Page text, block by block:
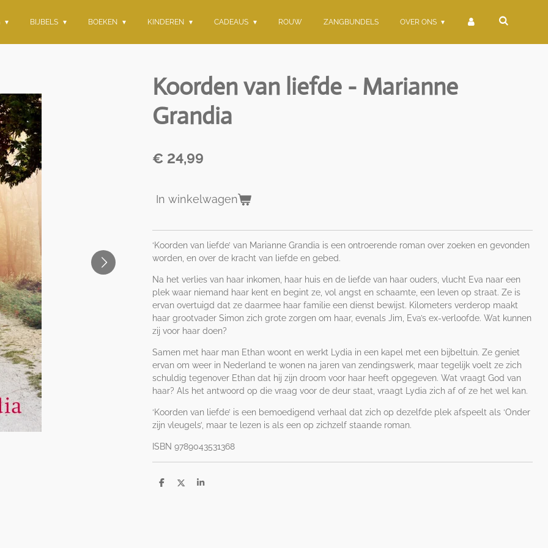
BIJBELS BOEKEN KINDEREN CADEAUS ROUW ZANGBUNDELS OVER ONS
Koorden van liefde - Marianne
Grandia
€ 24,99
In winkelwagen
‘Koorden van liefde’ van Marianne Grandia is een ontroerende roman over zoeken en gevonden
worden, en over de kracht van liefde en gebed.
Na het verlies van haar inkomen, haar huis en de liefde van haar ouders, vlucht Eva naar een
plek waar niemand haar kent en begint ze, vol angst en schaamte, een leven op straat. Ze is
ervan overtuigd dat ze daarmee haar familie een dienst bewijst. Kilometers verderop maakt
haar grootvader Simon zich grote zorgen om haar, evenals Jim, Eva’s ex-verloofde. Wat kunnen
zij voor haar doen?
Samen met haar man Ethan woont en werkt Lydia in een kapel met een bijbeltuin. Ze geniet
ervan om weer in Nederland te wonen na jaren van zendingswerk, maar tegelijk voelt ze zich
schuldig tegenover Ethan dat hij zijn droom voor haar heeft opgegeven. Wat vraagt God van
haar? Als het antwoord op die vraag voor de deur staat, vraagt Lydia zich af of ze het wel kan.
‘Koorden van liefde’ is een bemoedigend verhaal dat zich op dezelfde plek afspeelt als ‘Onder
zijn vleugels’, maar te lezen is als een op zichzelf staande roman.
ISBN 9789043531368
D
D
S